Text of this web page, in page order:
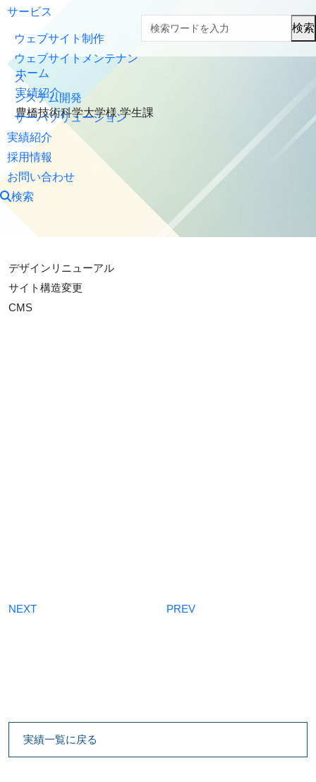
サービス
ウェブサイト制作
ウェブサイトメンテナン
ス
システム開発
サーバソリューション
実績紹介
採用情報
お問い合わせ
検索
検索
ホーム
実績紹介
豊橋技術科学大学様 学生課
デザインリニューアル
サイト構造変更
CMS
NEXT PREV
実績一覧に戻る